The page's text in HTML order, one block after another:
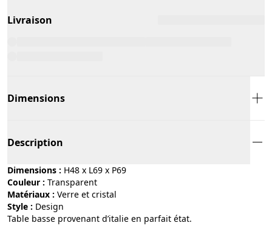
Livraison
Dimensions
Description
Dimensions : H48 x L69 x P69
Couleur :
transparent
Matériaux :
verre et cristal
Style :
design
Table basse provenant d’italie en parfait état.